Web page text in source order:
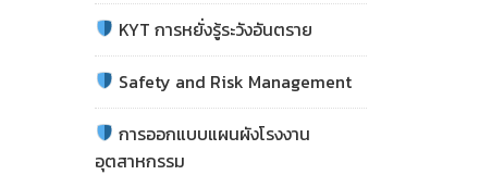
KYT การหยั่งรู้ระวังอันตราย
Safety and Risk Management
การออกแบบแผนผังโรงงาน
อุตสาหกรรม